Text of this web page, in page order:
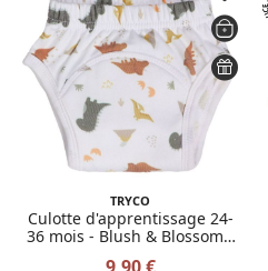
TRYCO
Culotte d'apprentissage 24-
36 mois - Blush & Blossom /